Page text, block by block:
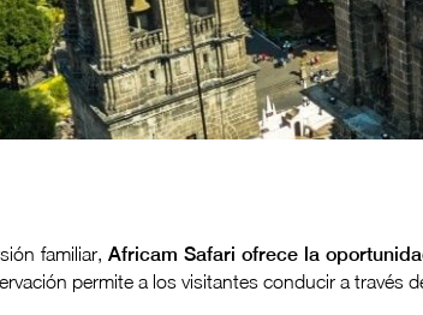
familiar, Africam Safari ofrece la
permite a los visitantes conducir a través